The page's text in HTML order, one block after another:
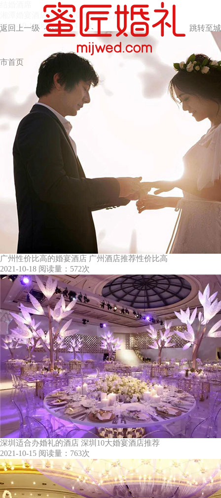
返回上一级 跳转至城
市首页
湘潭婚宴酒店推荐 湘潭婚宴酒店八大排行榜
2021-10-18 阅读量：1415次
广州性价比高的婚宴酒店 广州酒店推荐性价比高
2021-10-18 阅读量：572次
深圳适合办婚礼的酒店 深圳10大婚宴酒店推荐
2021-10-15 阅读量：763次